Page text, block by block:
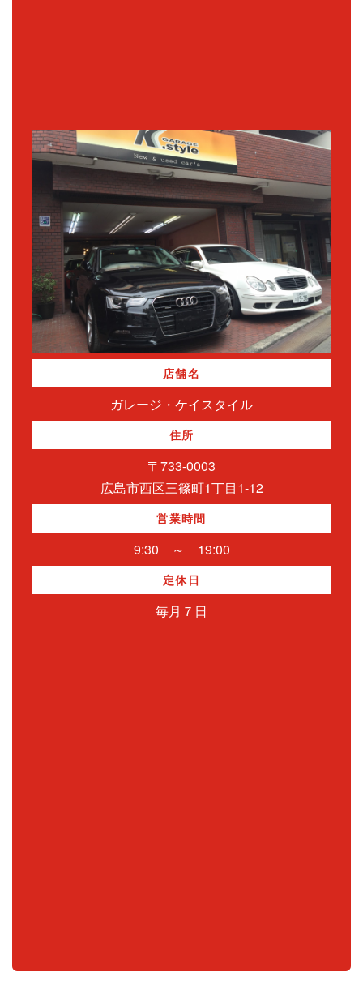
店舗名
ガレージ・ケイスタイル
住所
〒733-0003
広島市西区三篠町1丁目1-12
営業時間
9:30 ～ 19:00
定休日
毎月７日